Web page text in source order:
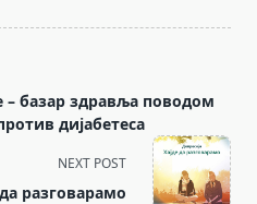
базар здравља поводом
дијабетеса
NEXT POST
разговарамо